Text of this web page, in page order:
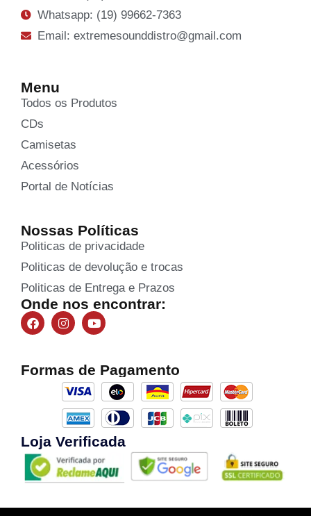
Whatsapp: (19) 99662-7363
Email: extremesounddistro@gmail.com
Menu
Todos os Produtos
CDs
Camisetas
Acessórios
Portal de Notícias
Nossas Políticas
Politicas de privacidade
Politicas de devolução e trocas
Politicas de Entrega e Prazos
Onde nos encontrar:
Formas de Pagamento
Loja Verificada